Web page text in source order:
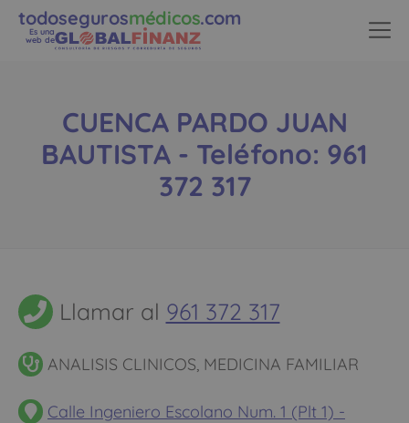
todosegurosmédicos.com
Es una
web de
CUENCA PARDO JUAN
BAUTISTA - Teléfono: 961
372 317
Llamar al 961 372 317
ANALISIS CLINICOS, MEDICINA FAMILIAR
Calle Ingeniero Escolano Num. 1 (Plt 1) -